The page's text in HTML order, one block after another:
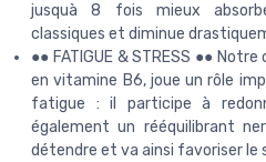
jusquà 8 fois mieux
classiques et diminue
●● FATIGUE & STRESS ●●
en vitamine B6, joue un rôle
fatigue : il participe à
également un rééquilibrant
détendre et va ainsi favoriser le